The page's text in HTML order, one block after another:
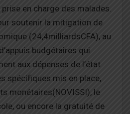
en charge des malades.
soutenir la mitigation de
(24,4milliardsCFA), au
budgétaires qui
aux dépenses de l’état
spécifiques mis en place,
monétaires(NOVISSI), le
ou encore la gratuité de